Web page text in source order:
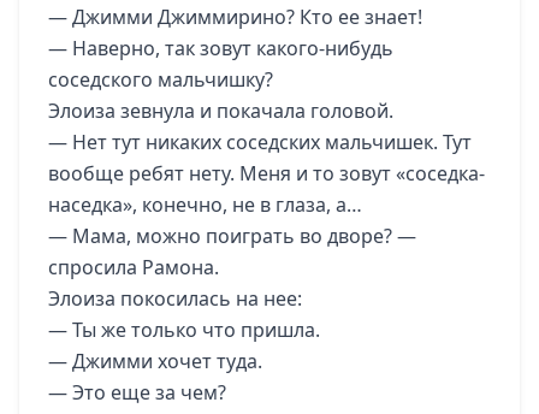
— Джимми Джиммирино? Кто ее знает!
— Наверно, так зовут какого-нибудь
соседского мальчишку?
Элоиза зевнула и покачала головой.
— Нет тут никаких соседских мальчишек. Тут
вообще ребят нету. Меня и то зовут «соседка-
наседка», конечно, не в глаза, а…
— Мама, можно поиграть во дворе? —
спросила Рамона.
Элоиза покосилась на нее:
— Ты же только что пришла.
— Джимми хочет туда.
— Это еще за чем?